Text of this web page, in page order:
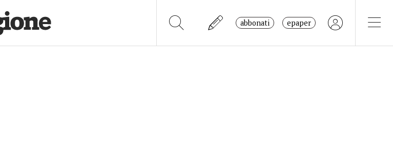
abbonati epaper